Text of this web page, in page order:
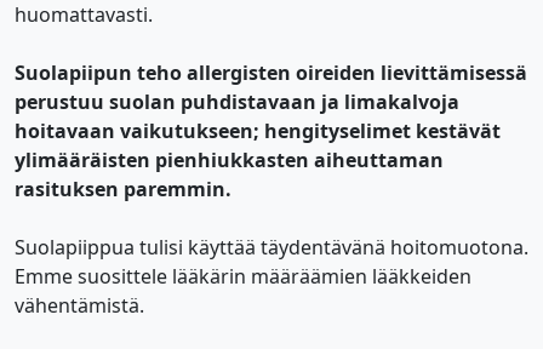
huomattavasti.
Suolapiipun teho allergisten oireiden lievittämisessä
perustuu suolan puhdistavaan ja limakalvoja
hoitavaan vaikutukseen; hengityselimet kestävät
ylimääräisten pienhiukkasten aiheuttaman
rasituksen paremmin.
Suolapiippua tulisi käyttää täydentävänä hoitomuotona.
Emme suosittele lääkärin määräämien lääkkeiden
vähentämistä.